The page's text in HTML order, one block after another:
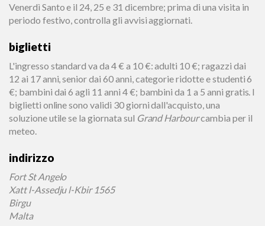
Venerdì Santo e il 24, 25 e 31 dicembre; prima di una visita in
periodo festivo, controlla gli avvisi aggiornati.
biglietti
L'ingresso standard va da 4 € a 10 €: adulti 10 €; ragazzi dai
12 ai 17 anni, senior dai 60 anni, categorie ridotte e studenti 6
€; bambini dai 6 agli 11 anni 4 €; bambini da 1 a 5 anni gratis. I
biglietti online sono validi 30 giorni dall'acquisto, una
soluzione utile se la giornata sul Grand Harbourcambia per il
meteo.
indirizzo
Fort St Angelo
Xatt l-Assedju l-Kbir 1565
Birgu
Malta